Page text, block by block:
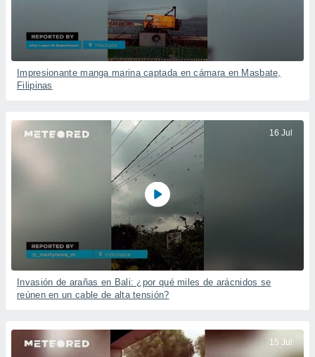
Impresionante manga marina captada en cámara en Masbate,
Filipinas
16 Jul
Invasión de arañas en Bali: ¿por qué miles de arácnidos se
reúnen en un cable de alta tensión?
15 Jul